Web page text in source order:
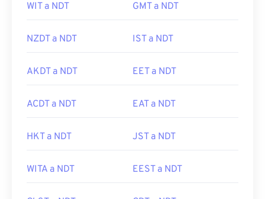
WIT a NDT GMT a NDT
NZDT a NDT IST a NDT
AKDT a NDT EET a NDT
ACDT a NDT EAT a NDT
HKT a NDT JST a NDT
WITA a NDT EEST a NDT